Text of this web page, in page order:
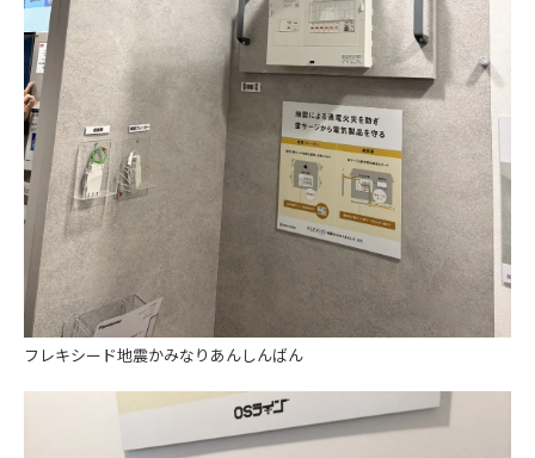
フレキシード地震かみなりあんしんばん